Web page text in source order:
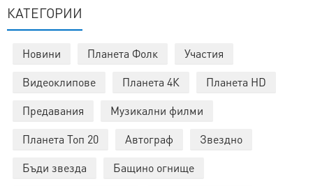
КАТЕГОРИИ
Новини Планета Фолк
Участия
Видеоклипове
Планета 4К
Планета HD
Предавания
Музикални филми
Планета Топ 20
Автограф
Звездно
Бъди звезда
Бащино огнище